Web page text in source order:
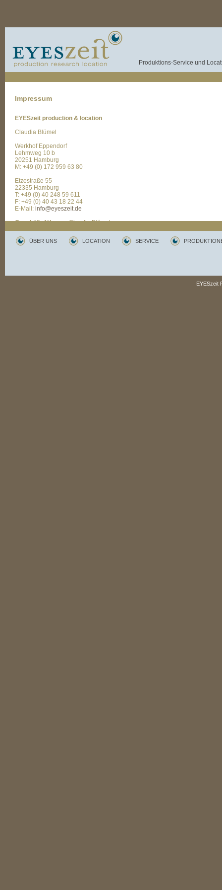
Produktions-Service und
Impressum
EYESzeit production & location
Claudia Blümel
Werkhof Eppendorf
Lehmweg 10 b
20251 Hamburg
M: +49 (0) 172 959 63 80
Etzestraße 55
22335 Hamburg
T: +49 (0) 40 248 59 611
F: +49 (0) 40 43 18 22 44
E-Mail: info@eyeszeit.de
Geschäftsführung: Claudia Blümel
Technische Umsetzung der Website
symbolic link
ÜBER UNS LOCATION SERVICE
EYESzeit